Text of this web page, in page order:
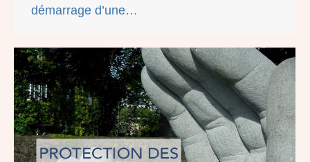
démarrage d’une…